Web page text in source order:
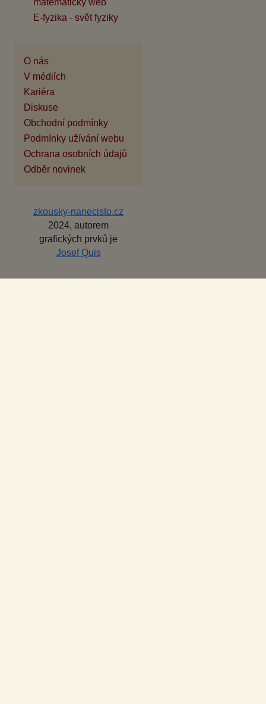
E-fyzika - svět fyziky
O nás
V médiích
Kariéra
Diskuse
Obchodní podmínky
Podmínky užívání webu
Ochrana osobních údajů
Odběr novinek
zkousky-nanecisto.cz
2024, autorem
grafických prvků je
Josef Quis